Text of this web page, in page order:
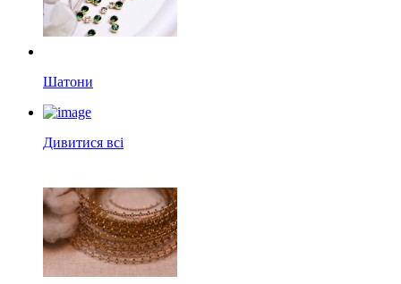
Шатони
Дивитися всі